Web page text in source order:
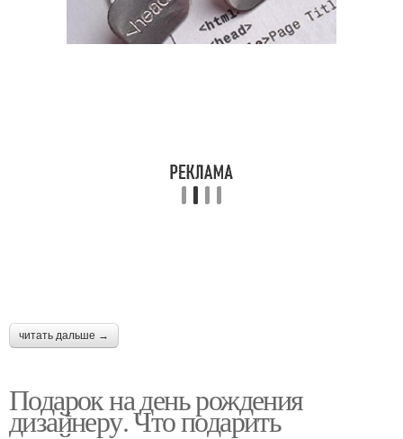
читать дальше →
Подарок на день рождения
дизайнеру. Что подарить